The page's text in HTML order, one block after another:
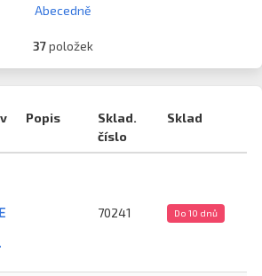
Abecedně
37položek
Popis
Sklad.
číslo
Sklad
70241 Do 10 dnů